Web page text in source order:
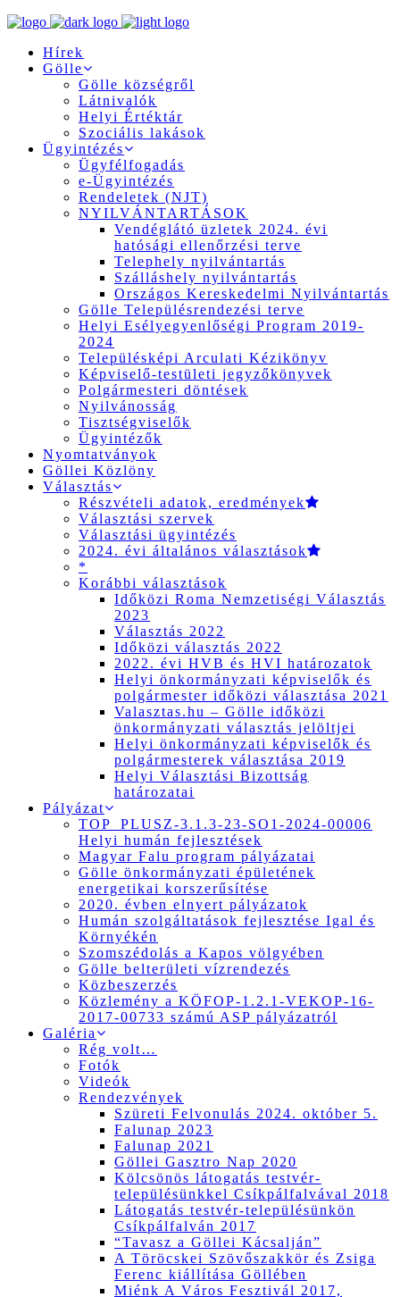
Hírek
Gölle
Gölle községről
Látnivalók
Helyi Értéktár
Szociális lakások
Ügyintézés
Ügyfélfogadás
e-Ügyintézés
Rendeletek (NJT)
NYILVÁNTARTÁSOK
Vendéglátó üzletek 2024. évi
hatósági ellenőrzési terve
Telephely nyilvántartás
Szálláshely nyilvántartás
Országos Kereskedelmi Nyilvántartás
Gölle Településrendezési terve
Helyi Esélyegyenlőségi Program 2019-
2024
Településképi Arculati Kézikönyv
Képviselő-testületi jegyzőkönyvek
Polgármesteri döntések
Nyilvánosság
Tisztségviselők
Ügyintézők
Nyomtatványok
Göllei Közlöny
Választás
Részvételi adatok, eredmények
Választási szervek
Választási ügyintézés
2024. évi általános választások
*
Korábbi választások
Időközi Roma Nemzetiségi Választás
2023
Választás 2022
Időközi választás 2022
2022. évi HVB és HVI határozatok
Helyi önkormányzati képviselők és
polgármester időközi választása 2021
Valasztas.hu – Gölle időközi
önkormányzati választás jelöltjei
Helyi önkormányzati képviselők és
polgármesterek választása 2019
Helyi Választási Bizottság
határozatai
Pályázat
TOP_PLUSZ-3.1.3-23-SO1-2024-00006
Helyi humán fejlesztések
Magyar Falu program pályázatai
Gölle önkormányzati épületének
energetikai korszerűsítése
2020. évben elnyert pályázatok
Humán szolgáltatások fejlesztése Igal és
Környékén
Szomszédolás a Kapos völgyében
Gölle belterületi vízrendezés
Közbeszerzés
Közlemény a KÖFOP-1.2.1-VEKOP-16-
2017-00733 számú ASP pályázatról
Galéria
Rég volt…
Fotók
Videók
Rendezvények
Szüreti Felvonulás 2024. október 5.
Falunap 2023
Falunap 2021
Göllei Gasztro Nap 2020
Kölcsönös látogatás testvér-
településünkkel Csíkpálfalvával 2018
Látogatás testvér-településünkön
Csíkpálfalván 2017
“Tavasz a Göllei Kácsalján”
A Töröcskei Szövőszakkör és Zsiga
Ferenc kiállítása Göllében
Miénk A Város Fesztivál 2017,